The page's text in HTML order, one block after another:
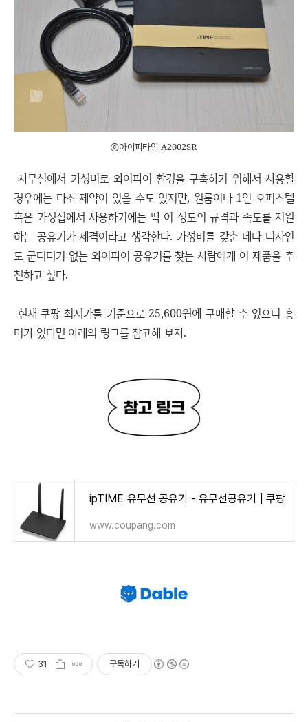
ⓒ아이피타임 A2002SR
사무실에서 가성비로 와이파이 환경을 구축하기 위해서 사용할
경우에는 다소 제약이 있을 수도 있지만, 원룸이나 1인 오피스텔
혹은 가정집에서 사용하기에는 딱 이 정도의 규격과 속도를 지원
하는 공유기가 제격이라고 생각한다. 가성비를 갖춘 데다 디자인
도 군더더기 없는 와이파이 공유기를 찾는 사람에게 이 제품을 추
천하고 싶다.
현재 쿠팡 최저가를 기준으로 25,600원에 구매할 수 있으니 흥
미가 있다면 아래의 링크를 참고해 보자.
ipTIME 유무선 공유기 - 유무선공유기 | 쿠팡
www.coupang.com
31 구독하기